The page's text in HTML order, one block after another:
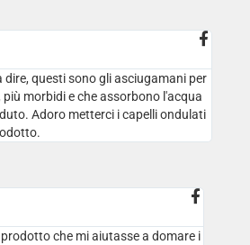
dire, questi sono gli asciugamani per
morbidi e che assorbono l'acqua
Adoro metterci i capelli ondulati
che mi aiutasse a domare i